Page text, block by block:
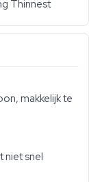
Thinnest
makkelijk te
niet snel